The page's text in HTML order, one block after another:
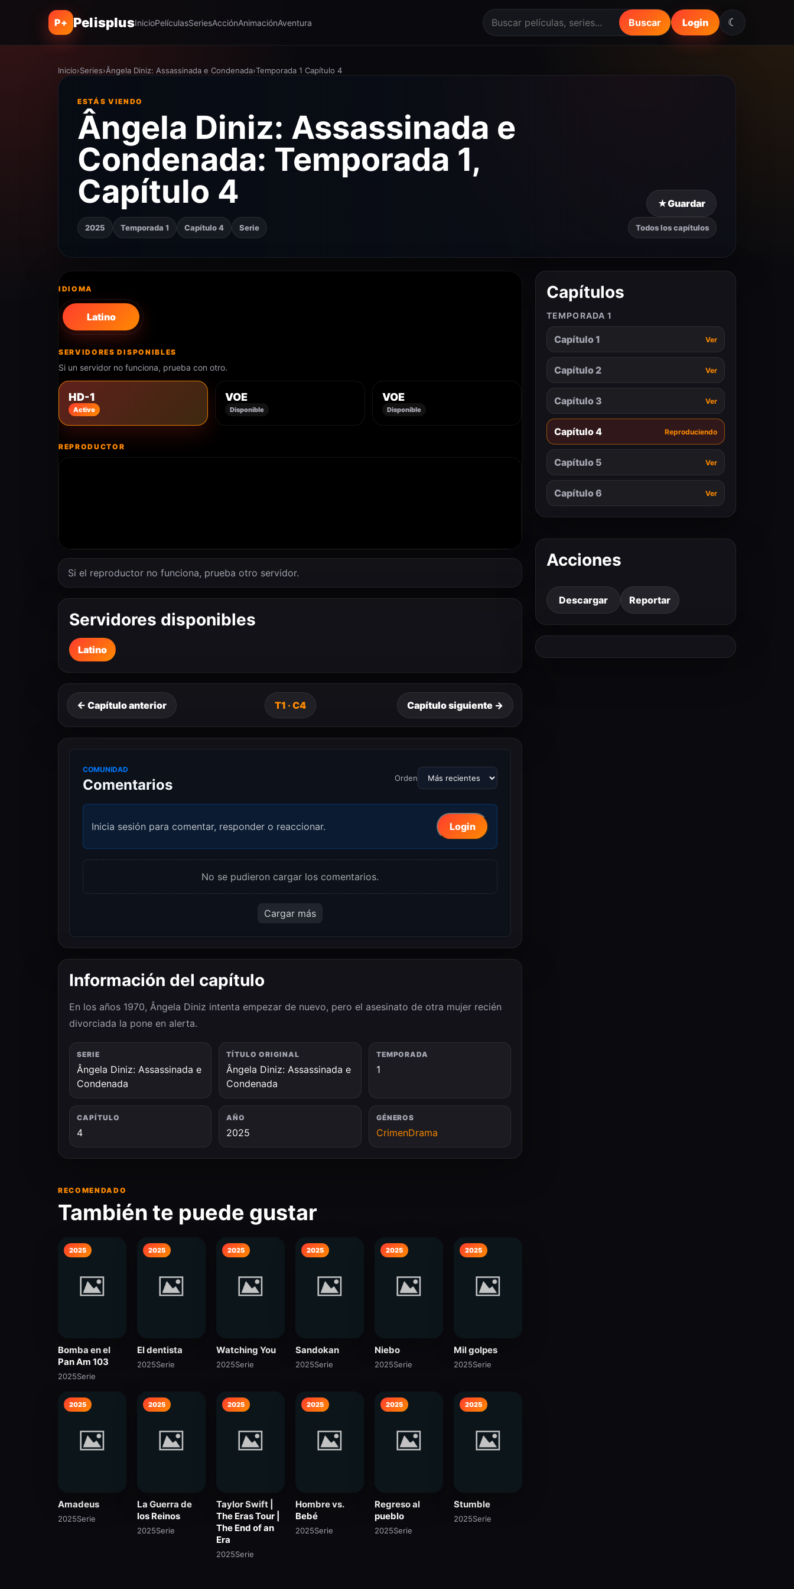
P+ PelisplusInicioPelículasSeriesAcciónAnimaciónAventura Buscar Login ☾
Inicio›Series›Ângela Diniz: Assassinada e Condenada›Temporada 1 Capítulo 4
ESTÁS VIENDO
Ângela Diniz: Assassinada e
Condenada: Temporada 1,
Capítulo 4
2025 Temporada 1 Capítulo 4 Serie
★Guardar
Todos los capítulos
IDIOMA
Latino
SERVIDORES DISPONIBLES
Si un servidor no funciona, prueba con otro.
HD-1
Activo
VOE
Disponible
VOE
Disponible
REPRODUCTOR
Si el reproductor no funciona, prueba otro servidor.
Servidores disponibles
Latino
← Capítulo anterior T1 · C4 Capítulo siguiente →
COMUNIDAD
Comentarios Orden
Inicia sesión para comentar, responder o reaccionar. Login
No se pudieron cargar los comentarios.
Cargar más
Información del capítulo
En los años 1970, Ângela Diniz intenta empezar de nuevo, pero el asesinato de otra mujer recién
divorciada la pone en alerta.
SERIE
Ângela Diniz: Assassinada e
Condenada
TÍTULO ORIGINAL
Ângela Diniz: Assassinada e
Condenada
TEMPORADA
1
CAPÍTULO
4
AÑO
2025
GÉNEROS
CrimenDrama
RECOMENDADO
También te puede gustar
2025
Bomba en el
Pan Am 103
2025Serie
2025
El dentista
2025Serie
2025
Watching You
2025Serie
2025
Sandokan
2025Serie
2025
Niebo
2025Serie
2025
Mil golpes
2025Serie
2025
Amadeus
2025Serie
2025
La Guerra de
los Reinos
2025Serie
2025
Taylor Swift |
The Eras Tour |
The End of an
Era
2025Serie
2025
Hombre vs.
Bebé
2025Serie
2025
Regreso al
pueblo
2025Serie
2025
Stumble
2025Serie
Capítulos
TEMPORADA 1
Capítulo 1 Ver
Capítulo 2 Ver
Capítulo 3 Ver
Capítulo 4 Reproduciendo
Capítulo 5 Ver
Capítulo 6 Ver
Acciones
Descargar Reportar